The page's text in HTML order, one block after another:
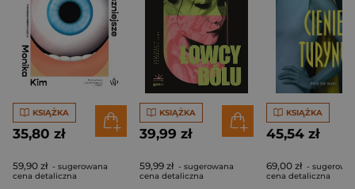
KSIĄŻKA
35,80 zł
59,90 zł - sugerowana
cena detaliczna
KSIĄŻKA
39,99 zł
59,99 zł - sugerowana
cena detaliczna
KSIĄŻKA
45,54 zł
69,00 zł -
cena detaliczna